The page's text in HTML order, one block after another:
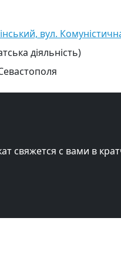
вул.
діяльність)
свяжется с вами в